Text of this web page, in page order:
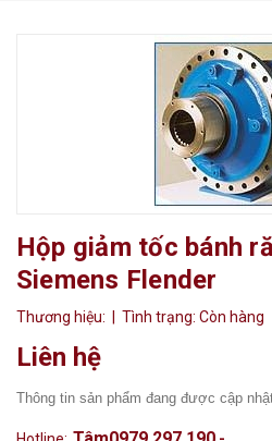
Hộp giảm tốc bánh
Siemens Flender
Thương hiệu: | Tình trạng: Còn hàng
Liên hệ
Thông tin sản phẩm đang được cập